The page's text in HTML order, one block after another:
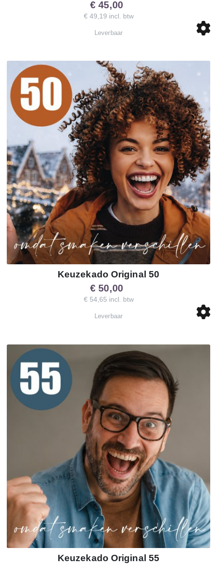
€ 45,00
€ 49,19 incl. btw
Leverbaar
Keuzekado Original 50
€ 50,00
€ 54,65 incl. btw
Leverbaar
Keuzekado Original 55